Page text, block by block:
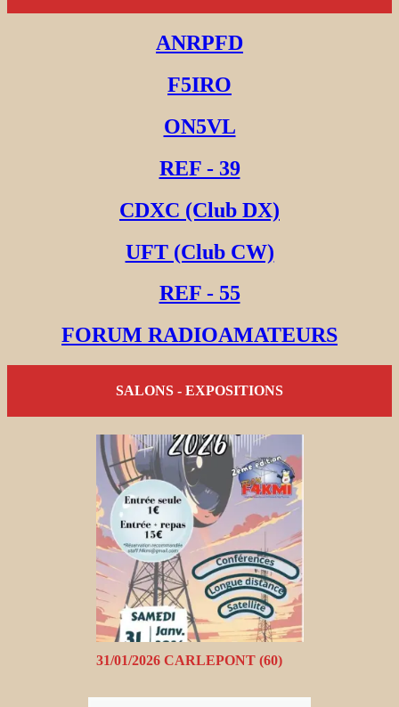
ANRPFD
F5IRO
ON5VL
REF - 39
CDXC (Club DX)
UFT (Club CW)
REF - 55
FORUM RADIOAMATEURS
SALONS - EXPOSITIONS
31/01/2026 CARLEPONT (60)